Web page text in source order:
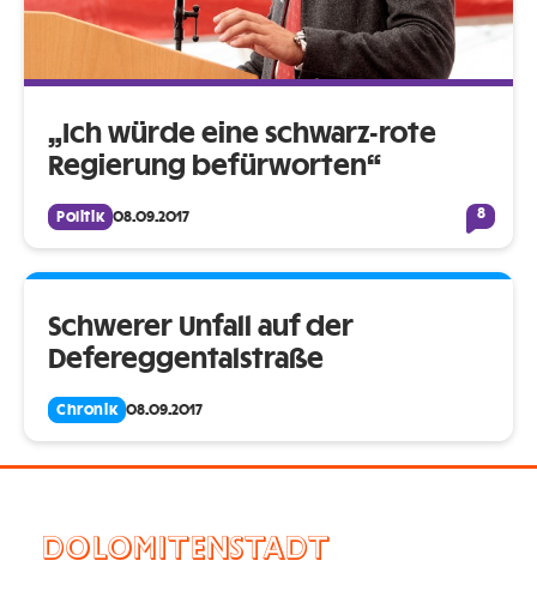
„Ich würde eine schwarz-rote
Regierung befürworten“
Politik 08.09.2017 8
Schwerer Unfall auf der
Defereggentalstraße
Chronik 08.09.2017
DOLOMITENSTADT